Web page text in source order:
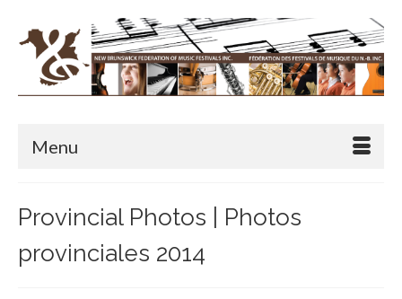
Menu
Provincial Photos | Photos
provinciales 2014